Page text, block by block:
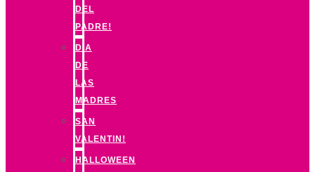
DEL
PADRE!
DIA
DE
LAS
MADRES
SAN
VALENTIN!
HALLOWEEN